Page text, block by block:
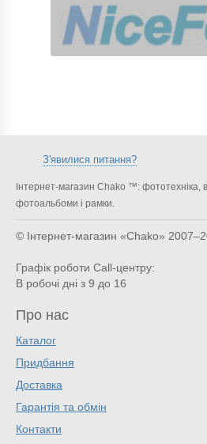
З'явилися питання?
Інтернет-магазин Chako ™: фототехніка,
фотоальбоми і рамки.
© Інтернет-магазин «Chako»
Графік роботи Call-центру:
В робочі дні з 9 до 16
Про нас
Каталог
Придбання
Доставка
Гарантія та обмін
Контакти